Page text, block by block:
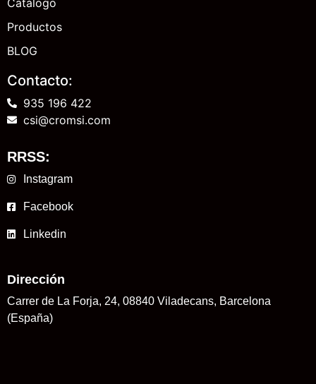
Productos
BLOG
Contacto:
935 196 422
csi@cromsi.com
RRSS:
Instagram
Facebook
Linkedin
Dirección
Carrer de La Forja, 24, 08840 Viladecans, Barcelona
(España)